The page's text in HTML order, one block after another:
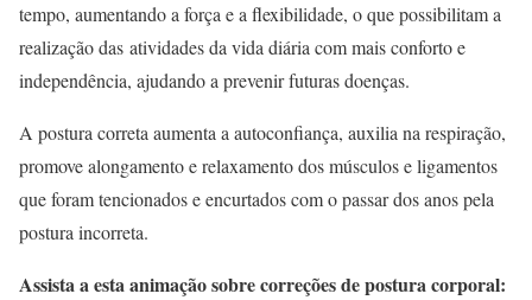
tempo, aumentando a força e a flexibilidade, o que possibilitam a
realização das atividades da vida diária com mais conforto e
independência, ajudando a prevenir futuras doenças.
A postura correta aumenta a autoconfiança, auxilia na respiração,
promove alongamento e relaxamento dos músculos e ligamentos
que foram tencionados e encurtados com o passar dos anos pela
postura incorreta.
Assista a esta animação sobre correções de postura corporal: